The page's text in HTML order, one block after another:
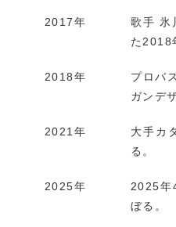
2017年
歌手 氷
た2018
2018年
プロバ
ガンデ
2021年
大手カ
る。
2025年
2025年
ぼる。